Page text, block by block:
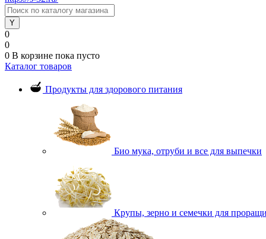
0
0
0 В корзине пока пусто
Каталог товаров
Продукты для здорового питания
Био мука, отруби и все для выпечки
Крупы, зерно и семечки для